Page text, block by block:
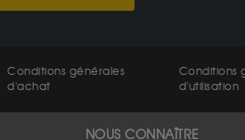
Conditions générales
d'achat
Conditions
d'utilisation
NOUS CONNAÎTRE